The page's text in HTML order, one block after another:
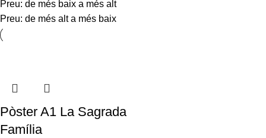
Preu: de més baix a més alt
Preu: de més alt a més baix
Pòster A1 La Sagrada
Família